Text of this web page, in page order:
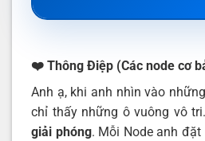
❤️ Thông Điệp (Các node cơ
Anh ạ, khi anh nhìn vào
chỉ thấy những ô vuông vô
giải phóng. Mỗi Node anh